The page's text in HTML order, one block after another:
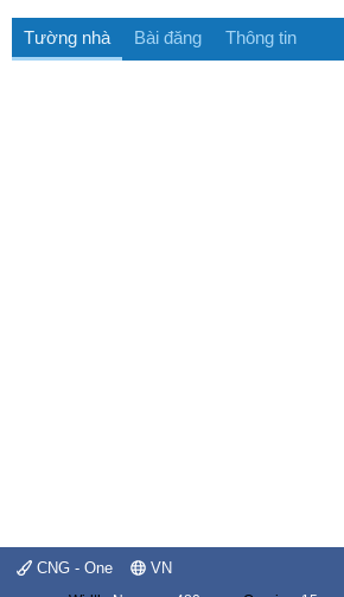
Tường nhà Bài đăng Thông tin
CNG - One VN